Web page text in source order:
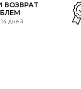
ВОЗВРАТ
дней